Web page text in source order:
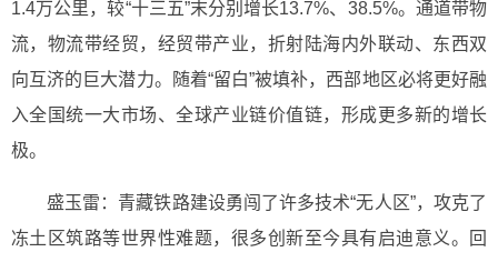
1.4万公里，较“十三五”末分别增长13.7%、38.5%。通道带物
流，物流带经贸，经贸带产业，折射陆海内外联动、东西双
向互济的巨大潜力。随着“留白”被填补，西部地区必将更好融
入全国统一大市场、全球产业链价值链，形成更多新的增长
极。
盛玉雷：青藏铁路建设勇闯了许多技术“无人区”，攻克了
冻土区筑路等世界性难题，很多创新至今具有启迪意义。回